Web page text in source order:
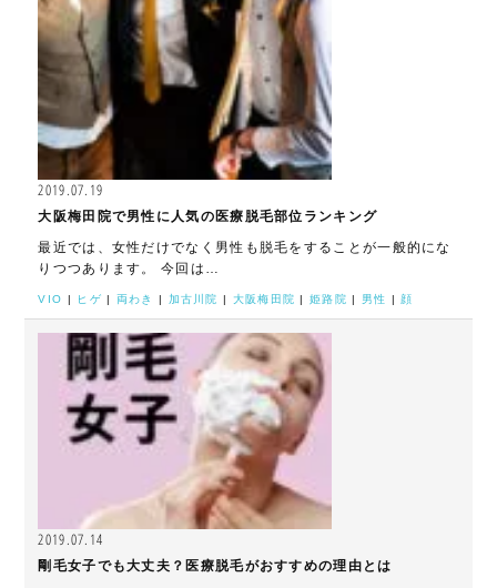
2019.07.19
大阪梅田院で男性に人気の医療脱毛部位ランキング
最近では、女性だけでなく男性も脱毛をすることが一般的にな
りつつあります。 今回は…
VIO ヒゲ 両わき 加古川院 大阪梅田院 |姫路院 男性 |顔
2019.07.14
剛毛女子でも大丈夫？医療脱毛がおすすめの理由とは